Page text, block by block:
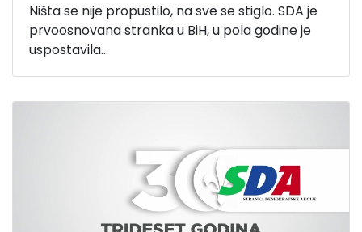
Ništa se nije propustilo, na sve se stiglo. SDA je
prvoosnovana stranka u BiH, u pola godine je
uspostavila...